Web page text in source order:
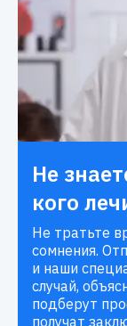
Не
кого
Не тратьте
сомнения.
и наши
случай,
подберут
получат